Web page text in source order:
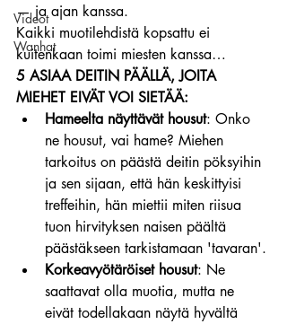
Videot
Wanhat
— ja ajan kanssa.
Kaikki muotilehdistä kopsattu ei
kuitenkaan toimi miesten kanssa…
5 ASIAA DEITIN PÄÄLLÄ, JOITA
MIEHET EIVÄT VOI SIETÄÄ:
Hameelta näyttävät housut: Onko
ne housut, vai hame? Miehen
tarkoitus on päästä deitin pöksyihin
ja sen sijaan, että hän keskittyisi
treffeihin, hän miettii miten riisua
tuon hirvityksen naisen päältä
päästäkseen tarkistamaan 'tavaran'.
Korkeavyötäröiset housut: Ne
saattavat olla muotia, mutta ne
eivät todellakaan näytä hyvältä